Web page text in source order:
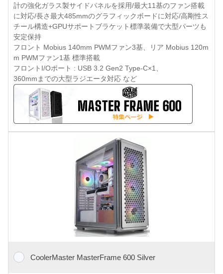
計の強化ガラス製サイドパネルを採用/最大11基のファン搭載
に対応/長さ最大485mmのグラフィックボードに対応/高剛性ス
チール構造+GPUサポートブラケット標準装備で大型パーツも
安定保持
フロント Mobius 140mm PWMファン3基、リア Mobius 120m
m PWMファン1基 標準搭載
フロントI/Oポート : USB 3.2 Gen2 Type-C×1、
360mmまでの大型ラジエータ対応 など
CoolerMaster MasterFrame 600 Silver